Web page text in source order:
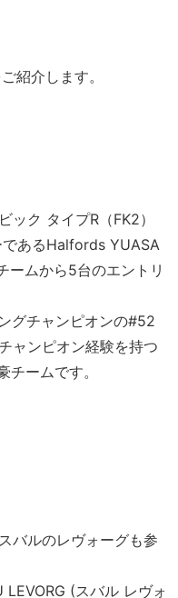
紹介します。
ック タイプR（FK2）
あるHalfords YUASA
ームから5台のエントリ
グチャンピオンの#52
ャンピオン経験を持つ
ームです。
バルのレヴォーグも参
(スバル レヴォ